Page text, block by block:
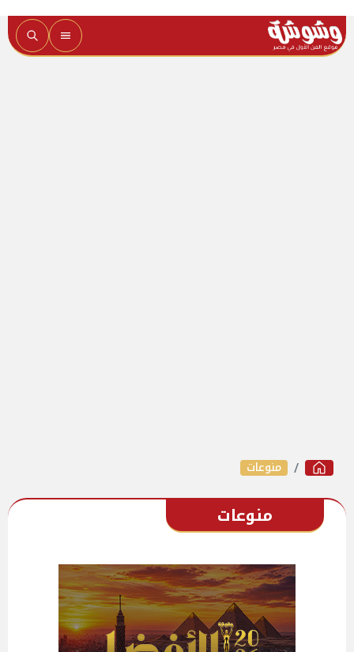
منوعات
منوعات